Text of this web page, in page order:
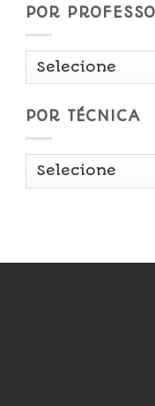
POR
POR TÉCNICA